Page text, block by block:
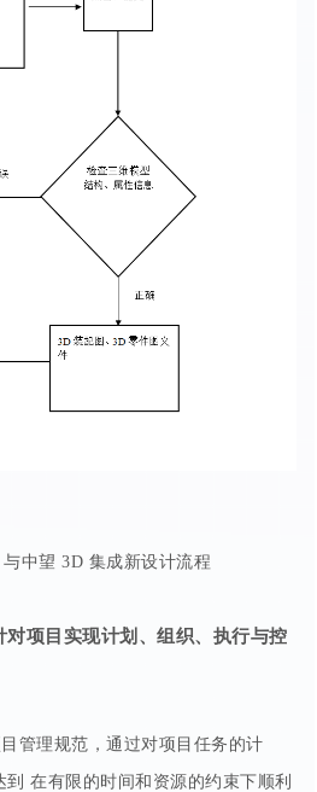
中望 3D 集成新设计流程
对项目实现计划、组织、执行与控
管理规范，通过对项目任务的计
在有限的时间和资源的约束下顺利